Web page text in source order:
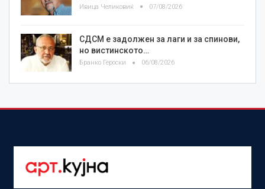
Ивица Челиковиќ 07/08/2026
СДСМ е задолжен за лаги и за спинови,
но вистинското…
Бранко Героски 06/08/2026